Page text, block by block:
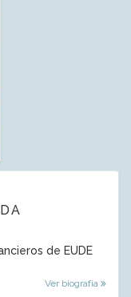
de EUDE
Ver biografía